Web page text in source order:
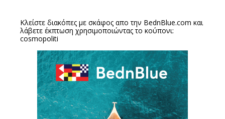
Κλείστε διακόπες με σκάφος απο την BednBlue.com και
λάβετε έκπτωση χρησιμοποιώντας το κούπονι:
cosmopoliti